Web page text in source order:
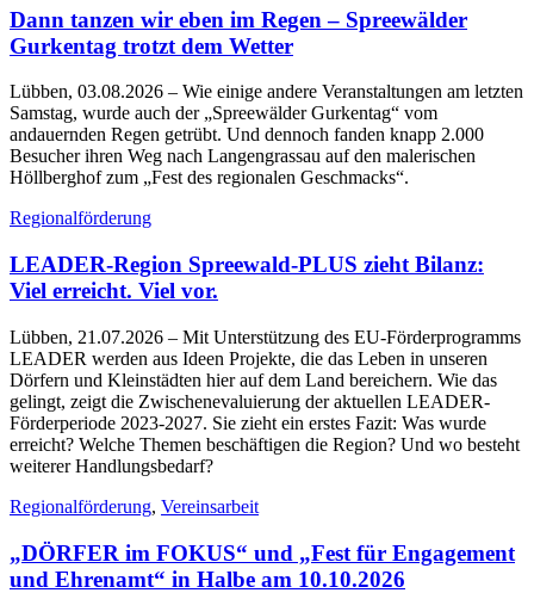
Dann tanzen wir eben im Regen – Spreewälder
Gurkentag trotzt dem Wetter
Lübben, 03.08.2026 – Wie einige andere Veranstaltungen am letzten
Samstag, wurde auch der „Spreewälder Gurkentag“ vom
andauernden Regen getrübt. Und dennoch fanden knapp 2.000
Besucher ihren Weg nach Langengrassau auf den malerischen
Höllberghof zum „Fest des regionalen Geschmacks“.
Regionalförderung
LEADER-Region Spreewald-PLUS zieht Bilanz:
Viel erreicht. Viel vor.
Lübben, 21.07.2026 – Mit Unterstützung des EU-Förderprogramms
LEADER werden aus Ideen Projekte, die das Leben in unseren
Dörfern und Kleinstädten hier auf dem Land bereichern. Wie das
gelingt, zeigt die Zwischenevaluierung der aktuellen LEADER-
Förderperiode 2023-2027. Sie zieht ein erstes Fazit: Was wurde
erreicht? Welche Themen beschäftigen die Region? Und wo besteht
weiterer Handlungsbedarf?
Regionalförderung, Vereinsarbeit
„DÖRFER im FOKUS“ und „Fest für Engagement
und Ehrenamt“ in Halbe am 10.10.2026